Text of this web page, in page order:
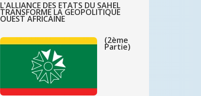
L'ALLIANCE DES ETATS DU SAHEL
TRANSFORME LA GEOPOLITIQUE
OUEST AFRICAINE
(2ème
Partie)